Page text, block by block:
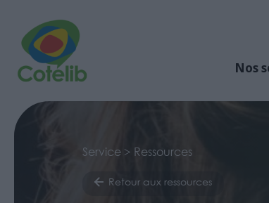
Nos
Service > Ressources
Retour aux ressources